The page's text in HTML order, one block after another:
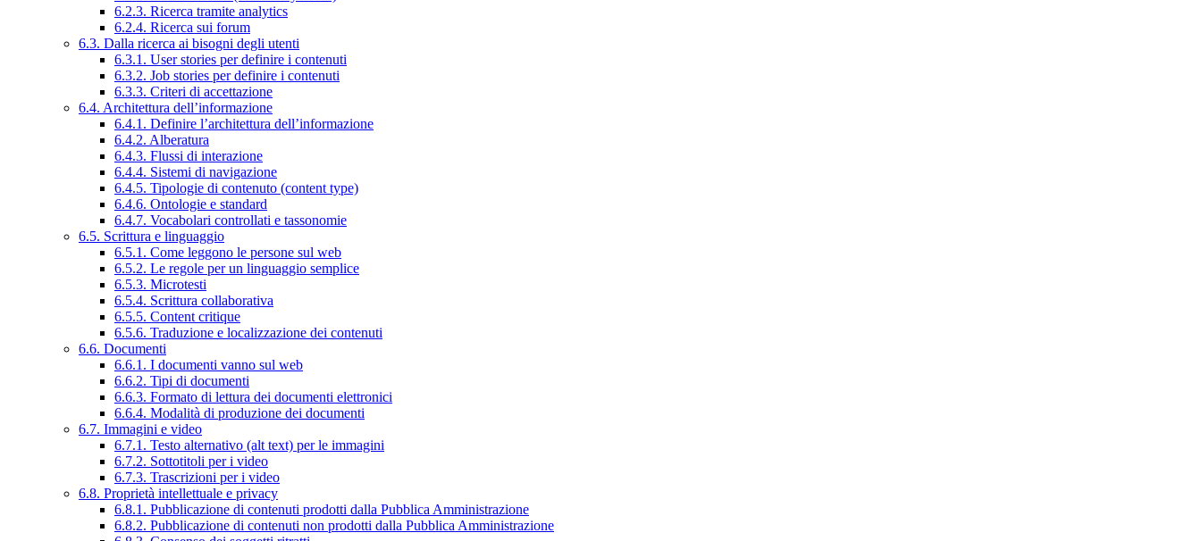
6.2.3. Ricerca tramite analytics
6.2.4. Ricerca sui forum
6.3. Dalla ricerca ai bisogni degli utenti
6.3.1. User stories per definire i contenuti
6.3.2. Job stories per definire i contenuti
6.3.3. Criteri di accettazione
6.4. Architettura dell’informazione
6.4.1. Definire l’architettura dell’informazione
6.4.2. Alberatura
6.4.3. Flussi di interazione
6.4.4. Sistemi di navigazione
6.4.5. Tipologie di contenuto (content type)
6.4.6. Ontologie e standard
6.4.7. Vocabolari controllati e tassonomie
6.5. Scrittura e linguaggio
6.5.1. Come leggono le persone sul web
6.5.2. Le regole per un linguaggio semplice
6.5.3. Microtesti
6.5.4. Scrittura collaborativa
6.5.5. Content critique
6.5.6. Traduzione e localizzazione dei contenuti
6.6. Documenti
6.6.1. I documenti vanno sul web
6.6.2. Tipi di documenti
6.6.3. Formato di lettura dei documenti elettronici
6.6.4. Modalità di produzione dei documenti
6.7. Immagini e video
6.7.1. Testo alternativo (alt text) per le immagini
6.7.2. Sottotitoli per i video
6.7.3. Trascrizioni per i video
6.8. Proprietà intellettuale e privacy
6.8.1. Pubblicazione di contenuti prodotti dalla Pubblica Amministrazione
6.8.2. Pubblicazione di contenuti non prodotti dalla Pubblica Amministrazione